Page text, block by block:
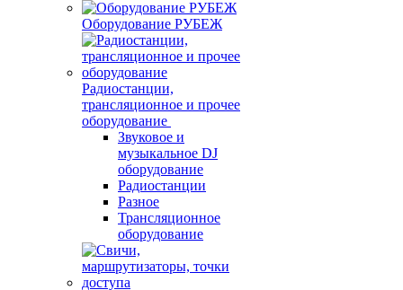
Оборудование РУБЕЖ
Радиостанции,
трансляционное и прочее
оборудование
Звуковое и
музыкальное DJ
оборудование
Радиостанции
Разное
Трансляционное
оборудование